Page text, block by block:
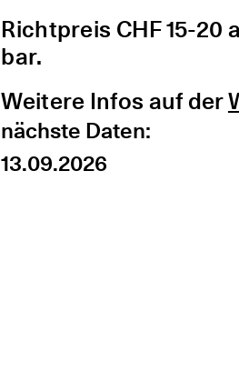
Richtpreis CHF 15-20
bar.
Weitere Infos auf der
nächste Daten:
13.09.2026